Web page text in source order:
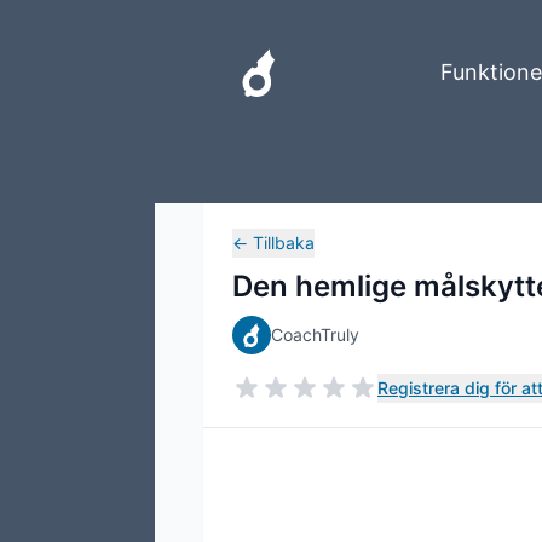
← Tillbaka
Den hemlige
CoachTruly
Registrera dig för